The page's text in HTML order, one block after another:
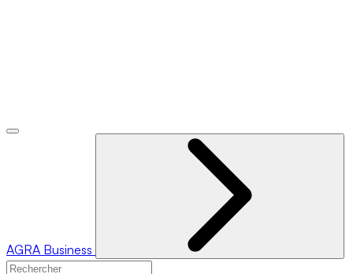
AGRA Business